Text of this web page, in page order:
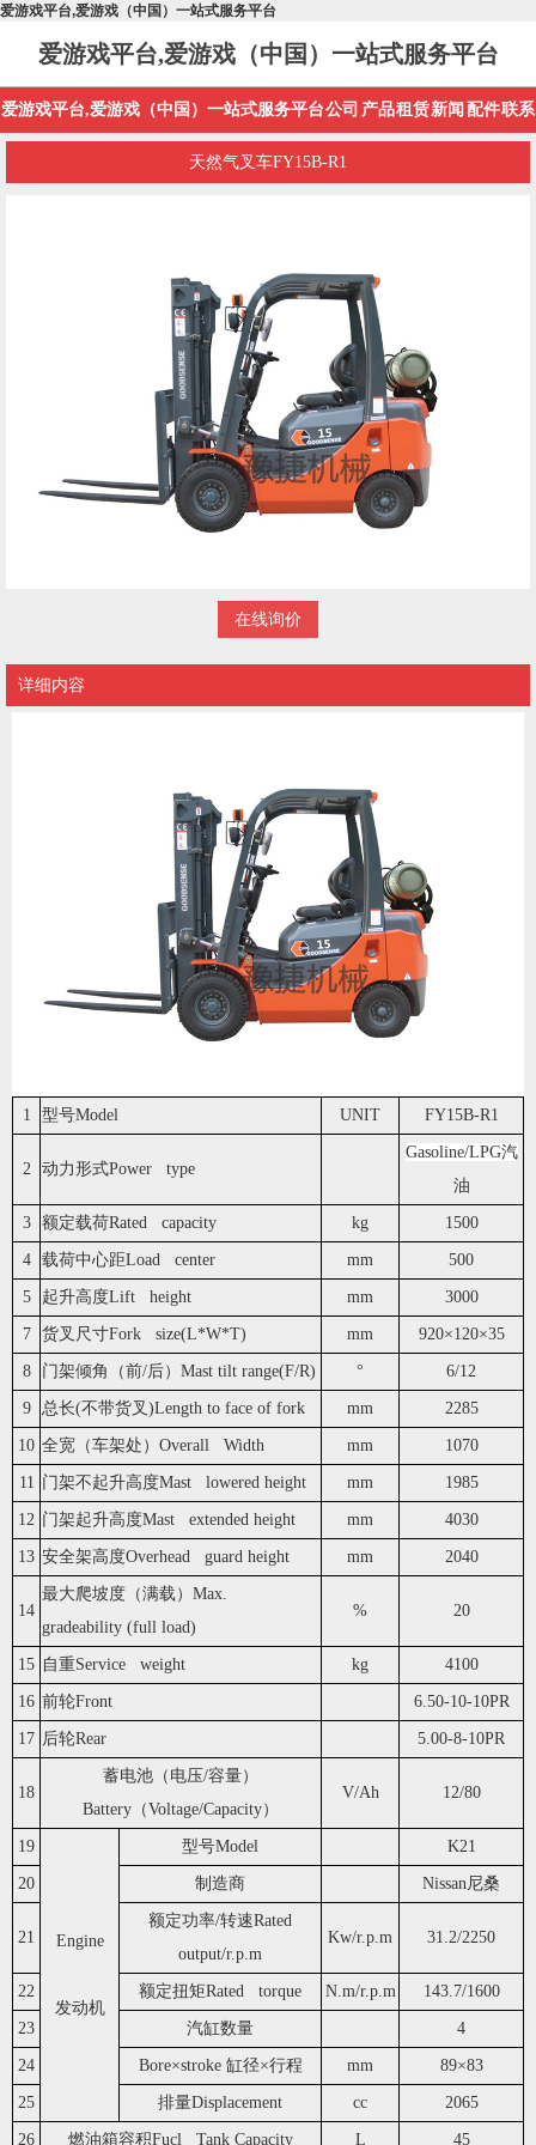
爱游戏平台,爱游戏（中国）一站式服务平台
爱游戏平台,爱游戏（中国）一站式服务平台
爱游戏平台,爱游戏（中国）一站式服务平台公司 产品租赁新闻 配件联系
天然气叉车FY15B-R1
在线询价
详细内容
1 型号Model UNIT FY15B-R1
2 动力形式Power type
Gasoline/LPG汽
油
3 额定载荷Rated capacity kg 1500
4 载荷中心距Load center mm 500
5 起升高度Lift height mm 3000
7 货叉尺寸Fork size(L*W*T) mm 920×120×35
8 门架倾角（前/后）Mast tilt range(F/R) ° 6/12
9 总长(不带货叉)Length to face of fork mm 2285
10 全宽（车架处）Overall Width mm 1070
11 门架不起升高度Mast lowered height mm 1985
12 门架起升高度Mast extended height mm 4030
13 安全架高度Overhead guard height mm 2040
14
最大爬坡度（满载）Max.
gradeability (full load)
% 20
15 自重Service weight kg 4100
16 前轮Front 6.50-10-10PR
17 后轮Rear 5.00-8-10PR
18
蓄电池（电压/容量）
Battery（Voltage/Capacity）
V/Ah 12/80
19
Engine
发动机
型号Model K21
20 制造商 Nissan尼桑
21
额定功率/转速Rated
output/r.p.m
Kw/r.p.m 31.2/2250
22 额定扭矩Rated torque N.m/r.p.m 143.7/1600
23 汽缸数量 4
24 Bore×stroke 缸径×行程 mm 89×83
25 排量Displacement cc 2065
26 燃油箱容积Fucl Tank Capacity L 45